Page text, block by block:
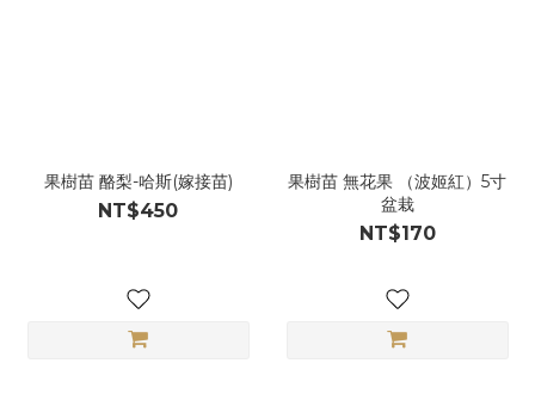
果樹苗 酪梨-哈斯(嫁接苗)
NT$450
果樹苗 無花果 （波姬紅）5寸
盆栽
NT$170